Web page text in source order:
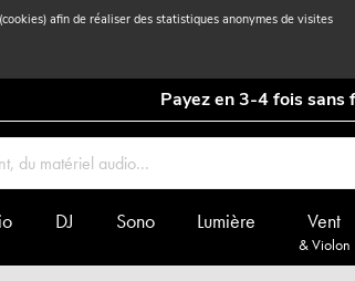
afin de réaliser des statistiques anonymes de visites
Payez en 3-4 fois sans
DJ Sono Lumière Vent
& Violon